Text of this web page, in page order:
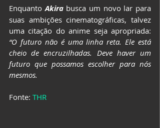
Enquanto Akira busca um novo lar para
suas ambições cinematográficas, talvez
“O futuro não é uma linha reta. Ele está
cheio de encruzilhadas. Deve haver um
futuro que possamos escolher para nós
mesmos.
Fonte: THR